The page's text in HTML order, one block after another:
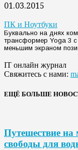
01.03.2015
ПК и Ноутбуки
Буквально на днях
трансформер Yoga 3
меньшим экраном
IT онлайн журнал
Свяжитесь с нами:
ЕЩЁ БОЛЬШЕ
Путешествие на
свободы для